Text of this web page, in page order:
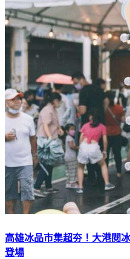
高雄冰品市集超夯！大港閱
登場